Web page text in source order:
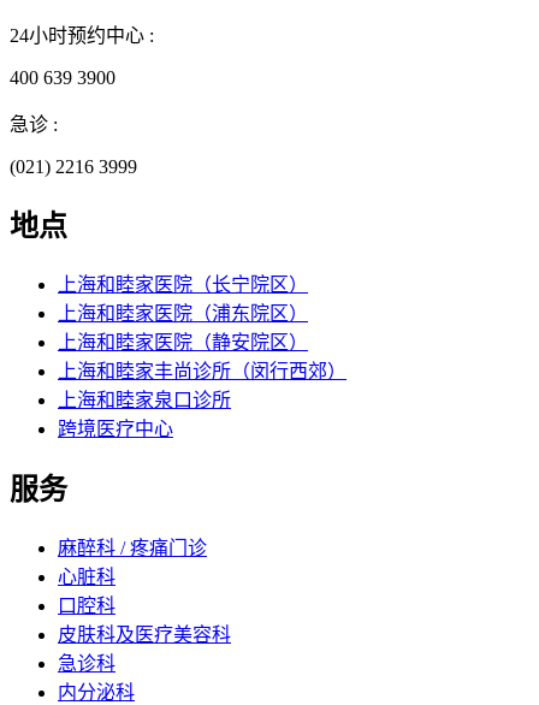
24小时预约中心 :
400 639 3900
急诊 :
(021) 2216 3999
地点
上海和睦家医院（长宁院区）
上海和睦家医院（浦东院区）
上海和睦家医院（静安院区）
上海和睦家丰尚诊所（闵行西郊）
上海和睦家泉口诊所
跨境医疗中心
服务
麻醉科 / 疼痛门诊
心脏科
口腔科
皮肤科及医疗美容科
急诊科
内分泌科